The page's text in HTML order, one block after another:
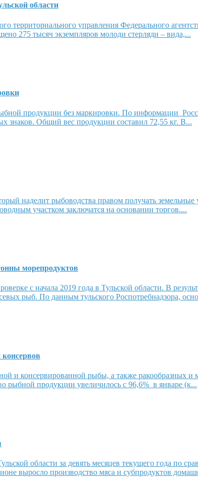
области
территориального управления Федерального
275 тысяч экземпляров молоди стерляди – вида,...
продукции без маркировки. По информации
знаков. Общий вес продукции составил 72,55 кг. В...
наделит рыбоводства правом получать земельные
участком заключатся на основании торгов....
морепродуктов
с начала 2019 года в Тульской области. В
рыб. По данным тульского Роспотребнадзора,
и консервированной рыбы, а также ракообразных
рыбной продукции увеличилось с 96,6% в январе (к...
области за девять месяцев текущего года по
выросло производство мяса и субпродуктов